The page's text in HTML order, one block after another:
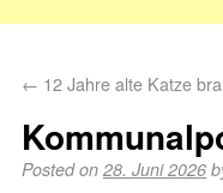
← 12 Jahre alte Katze
Posted on 28. Juni 2026